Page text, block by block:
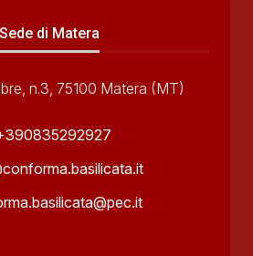
Sede di Matera
n.3, 75100 Matera (MT)